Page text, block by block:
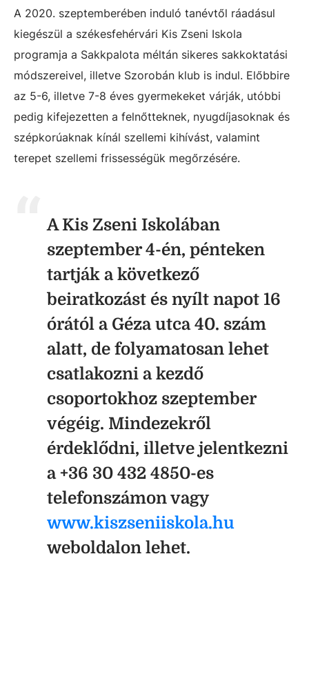
A 2020. szeptemberében induló tanévtől ráadásul
kiegészül a székesfehérvári Kis Zseni Iskola
programja a Sakkpalota méltán sikeres sakkoktatási
módszereivel, illetve Szorobán klub is indul. Előbbire
az 5-6, illetve 7-8 éves gyermekeket várják, utóbbi
pedig kifejezetten a felnőtteknek, nyugdíjasoknak és
szépkorúaknak kínál szellemi kihívást, valamint
terepet szellemi frissességük megőrzésére.
A Kis Zseni Iskolában
szeptember 4-én, pénteken
tartják a következő
beiratkozást és nyílt napot 16
órától a Géza utca 40. szám
alatt, de folyamatosan lehet
csatlakozni a kezdő
csoportokhoz szeptember
végéig. Mindezekről
érdeklődni, illetve jelentkezni
a +36 30 432 4850-es
telefonszámon vagy
www.kiszseniiskola.hu
weboldalon lehet.